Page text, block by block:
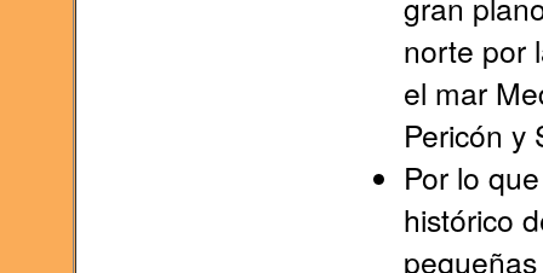
norte por
el mar
Pericón y
Por lo
histórico